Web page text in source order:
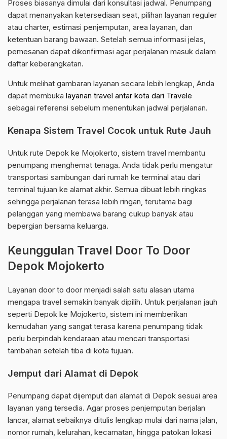
Proses biasanya dimulai dari konsultasi jadwal. Penumpang
dapat menanyakan ketersediaan seat, pilihan layanan reguler
atau charter, estimasi penjemputan, area layanan, dan
ketentuan barang bawaan. Setelah semua informasi jelas,
pemesanan dapat dikonfirmasi agar perjalanan masuk dalam
daftar keberangkatan.
Untuk melihat gambaran layanan secara lebih lengkap, Anda
dapat membuka layanan travel antar kota dari Travele
sebagai referensi sebelum menentukan jadwal perjalanan.
Kenapa Sistem Travel Cocok untuk Rute Jauh
Untuk rute Depok ke Mojokerto, sistem travel membantu
penumpang menghemat tenaga. Anda tidak perlu mengatur
transportasi sambungan dari rumah ke terminal atau dari
terminal tujuan ke alamat akhir. Semua dibuat lebih ringkas
sehingga perjalanan terasa lebih ringan, terutama bagi
pelanggan yang membawa barang cukup banyak atau
bepergian bersama keluarga.
Keunggulan Travel Door To Door
Depok Mojokerto
Layanan door to door menjadi salah satu alasan utama
mengapa travel semakin banyak dipilih. Untuk perjalanan jauh
seperti Depok ke Mojokerto, sistem ini memberikan
kemudahan yang sangat terasa karena penumpang tidak
perlu berpindah kendaraan atau mencari transportasi
tambahan setelah tiba di kota tujuan.
Jemput dari Alamat di Depok
Penumpang dapat dijemput dari alamat di Depok sesuai area
layanan yang tersedia. Agar proses penjemputan berjalan
lancar, alamat sebaiknya ditulis lengkap mulai dari nama jalan,
nomor rumah, kelurahan, kecamatan, hingga patokan lokasi